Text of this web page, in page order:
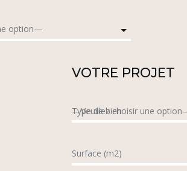
VOTRE PROJET
Type de bien
Surface (m2)